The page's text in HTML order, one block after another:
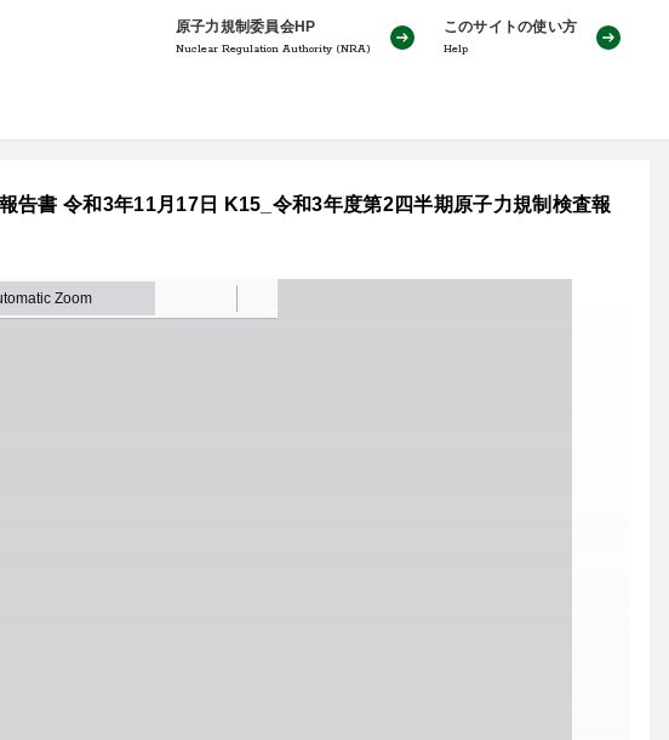
原子力規制委員会HP
Nuclear Regulation Authority (NRA)
このサイトの使い方
Help
書 令和3年11月17日 K15_令和3年度第2四半期原子力規制検査報